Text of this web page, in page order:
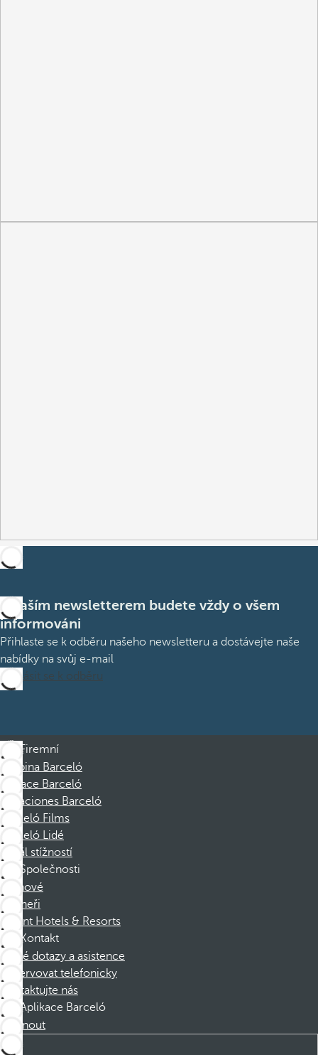
S naším newsletterem budete vždy o všem
informováni
Přihlaste se k odběru našeho newsletteru a dostávejte naše
nabídky na svůj e-mail
Přihlásit se k odběru
Firemní
Skupina Barceló
Nadace Barceló
Vacaciones Barceló
Barceló Films
Barceló Lidé
Kanál stížností
Společnosti
Členové
Partneři
Dorint Hotels & Resorts
Kontakt
Časté dotazy a asistence
Rezervovat telefonicky
Kontaktujte nás
Aplikace Barceló
Stáhnout